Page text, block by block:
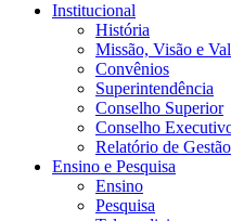
Institucional
História
Missão, Visão e
Convênios
Superintendência
Conselho Superior
Conselho
Relatório de Gestão
Ensino e Pesquisa
Ensino
Pesquisa